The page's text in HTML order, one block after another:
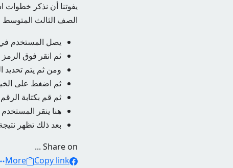
الصف الثالث المتوسط
يصل المستخدم في
ثم انقر فوق
ومن ثم يتم تحديد
ثم اضغط على
ثم قم بكتابة
هنا ينقر
بعد ذلك تظهر
Share on ...
More
Copy link